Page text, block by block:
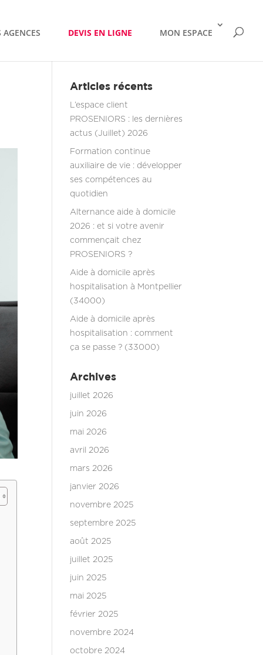
AGENCES DEVIS EN LIGNE MON ESPACE
Articles récents
L’espace client
PROSENIORS : les dernières
actus (Juillet) 2026
Formation continue
auxiliaire de vie : développer
ses compétences au
quotidien
Alternance aide à domicile
2026 : et si votre avenir
commençait chez
PROSENIORS ?
Aide à domicile après
hospitalisation à Montpellier
(34000)
Aide à domicile après
hospitalisation : comment
ça se passe ? (33000)
Archives
juillet 2026
juin 2026
mai 2026
avril 2026
mars 2026
janvier 2026
novembre 2025
septembre 2025
août 2025
juillet 2025
juin 2025
mai 2025
février 2025
novembre 2024
octobre 2024